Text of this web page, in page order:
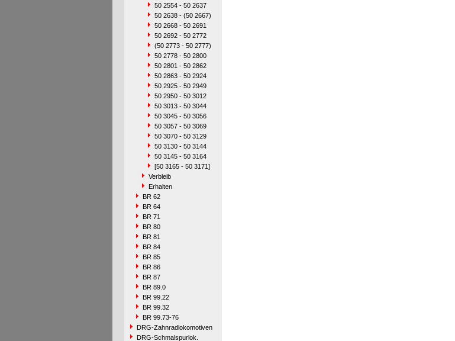
50 2554 - 50 2637
50 2638 - (50 2667)
50 2668 - 50 2691
50 2692 - 50 2772
(50 2773 - 50 2777)
50 2778 - 50 2800
50 2801 - 50 2862
50 2863 - 50 2924
50 2925 - 50 2949
50 2950 - 50 3012
50 3013 - 50 3044
50 3045 - 50 3056
50 3057 - 50 3069
50 3070 - 50 3129
50 3130 - 50 3144
50 3145 - 50 3164
[50 3165 - 50 3171]
Verbleib
Erhalten
BR 62
BR 64
BR 71
BR 80
BR 81
BR 84
BR 85
BR 86
BR 87
BR 89.0
BR 99.22
BR 99.32
BR 99.73-76
DRG-Zahnradlokomotiven
DRG-Schmalspurlok.